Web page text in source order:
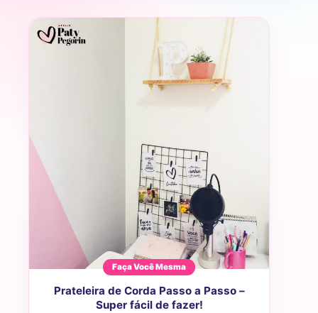
Faça Você Mesma
Prateleira de Corda Passo a Passo –
Super fácil de fazer!